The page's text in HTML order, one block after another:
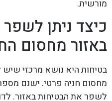
מורשית.
כיצד ניתן
באזור מחסום
בטיחות היא נושא מרכזי
מחסום חניה פרטי. ישנם
לשפר את הבטיחות באזור.